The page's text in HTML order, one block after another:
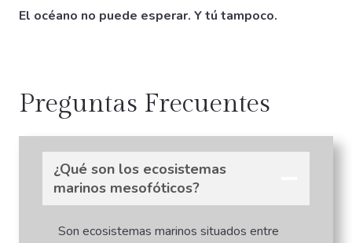
El océano no puede esperar. Y tú tampoco.
Preguntas Frecuentes
¿Qué son los ecosistemas
marinos mesofóticos?
Son ecosistemas marinos situados entre